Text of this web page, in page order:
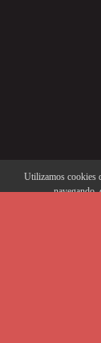
Utilizamos cookies
navegando,